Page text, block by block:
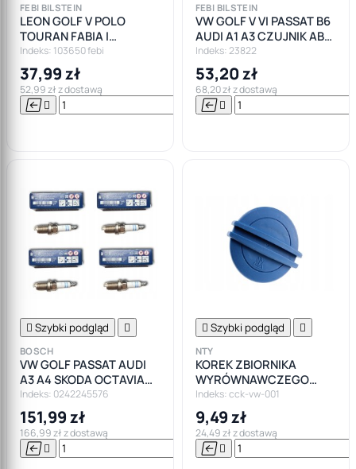
FEBI BILSTEIN
LEON GOLF V POLO
TOURAN FABIA I
WŁĄCZNIK ŚWIATEŁ
STOP FEBI BILSTEIN
Indeks: 103650 febi
37,99 zł
52,99 zł z dostawą
  

FEBI BILSTEIN
VW GOLF V VI PASSAT B6
AUDI A1 A3 CZUJNIK ABS
PRAWY PRZÓD
Indeks: 23822
53,20 zł
68,20 zł z dostawą
 
 Szybki podgląd 
BOSCH
VW GOLF PASSAT AUDI
A3 A4 SKODA OCTAVIA
1.8 2.0 TFSI 4X ŚWIECA
ZAPŁONOWA
Indeks: 0242245576
151,99 zł
166,99 zł z dostawą
  

 Szybki podgląd 
NTY
KOREK ZBIORNIKA
WYRÓWNAWCZEGO
AUDI A3 8P VW GOLF VI
JETTA TOURAN SKODA
Indeks: cck-vw-001
9,49 zł
24,49 zł z dostawą
 